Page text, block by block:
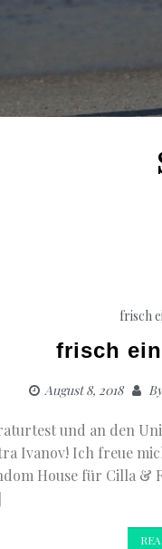
frisch
frisch
August 8, 2018
und an den
Ivanov! Ich freue
House für Cilla